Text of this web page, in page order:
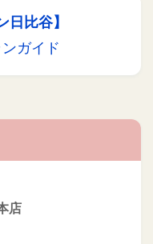
日比谷】
ガイド
店